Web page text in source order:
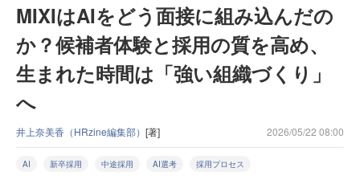
MIXIはAIをどう面接に組み込んだの
か？候補者体験と採用の質を高め、
生まれた時間は「強い組織づくり」
へ
井上奈美香（HRzine編集部） [著] 2026/05/22 08:00
AI 新卒採用 中途採用 AI選考 採用プロセス